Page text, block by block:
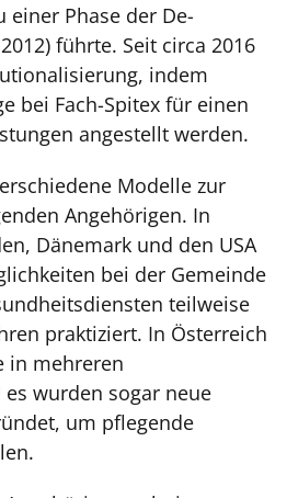
einer Phase der De-
führte. Seit circa 2016
indem
bei Fach-Spitex für einen
angestellt werden.
Modelle zur
Angehörigen. In
Dänemark und den USA
bei der Gemeinde
teilweise
praktiziert. In Österreich
in mehreren
wurden sogar neue
um pflegende